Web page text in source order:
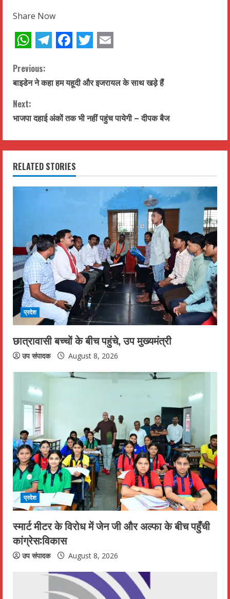
Share Now
C
o
n
t
i
n
R
e
a
d
i
n
g
Previous:
बाइडेन ने कहा हम यहूदी और इजरायल के साथ खड़े हैं
Next:
भाजपा दहाई अंकों तक भी नहीं पहुंच पायेगी – दीपक बैज
RELATED STORIES
प्रदेश
छात्रावासी बच्चों के बीच पहुंचे, उप मुख्यमंत्री
उप संपादक August 8, 2026
प्रदेश
स्मार्ट मीटर के विरोध में जेन जी और अल्फा के बीच पहुँची
कांग्रेस:विकास
उप संपादक August 8, 2026